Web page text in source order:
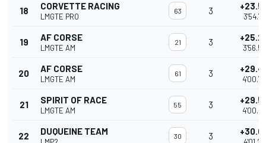
18 CORVETTE RACING
LMGTE PRO
63 3
19 AF CORSE
LMGTE AM
21 3
20 AF CORSE
LMGTE AM
61 3
21 SPIRIT OF RACE
LMGTE AM
55 3
22 DUQUEINE TEAM 30 3